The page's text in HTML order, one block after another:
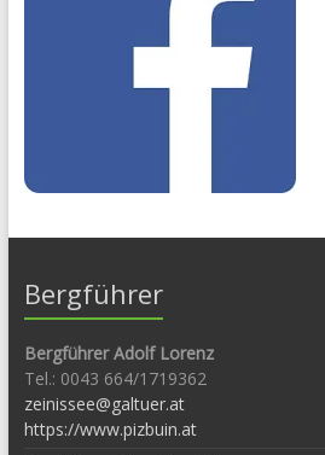
Bergführer
Bergführer Adolf Lorenz
Tel.: 0043 664/1719362
zeinissee@galtuer.at
https://www.pizbuin.at